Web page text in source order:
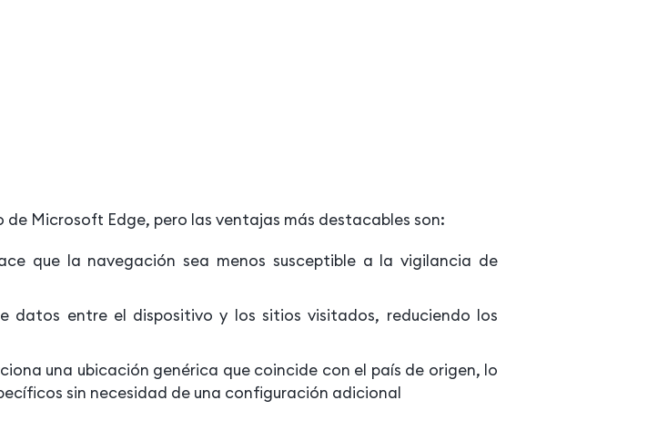
Microsoft Edge, pero las ventajas más destacables son:
que la navegación sea menos susceptible a la vigilancia de
datos entre el dispositivo y los sitios visitados, reduciendo los
una ubicación genérica que coincide con el país de origen, lo
sin necesidad de una configuración adicional